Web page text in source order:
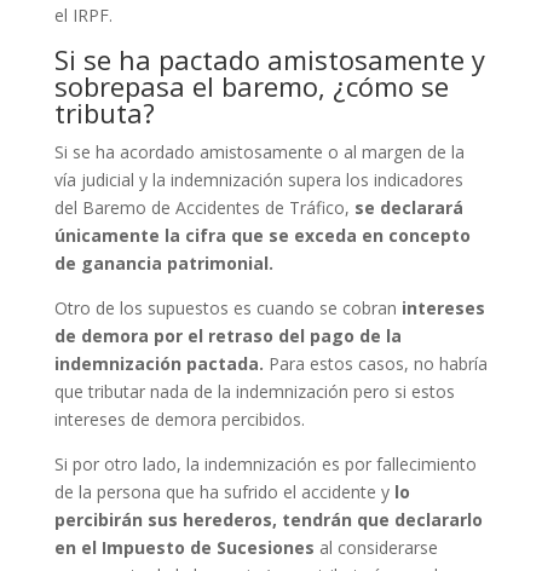
el IRPF.
Si se ha pactado amistosamente y
sobrepasa el baremo, ¿cómo se
tributa?
Si se ha acordado amistosamente o al margen de la
vía judicial y la indemnización supera los indicadores
del Baremo de Accidentes de Tráfico, se declarará
únicamente la cifra que se exceda en concepto
de ganancia patrimonial.
Otro de los supuestos es cuando se cobran intereses
de demora por el retraso del pago de la
indemnización pactada. Para estos casos, no habría
que tributar nada de la indemnización pero si estos
intereses de demora percibidos.
Si por otro lado, la indemnización es por fallecimiento
de la persona que ha sufrido el accidente y lo
percibirán sus herederos, tendrán que declararlo
en el Impuesto de Sucesiones al considerarse